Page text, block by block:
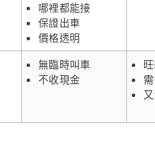
哪裡都能接
保證出車
價格透明
無臨時叫車
不收現金